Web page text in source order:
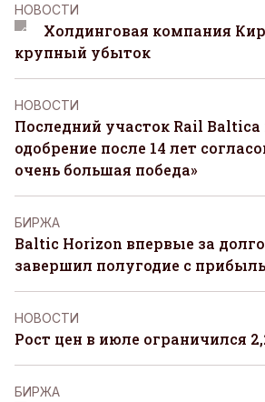
НОВОСТИ
Холдинговая компания
крупный убыток
НОВОСТИ
Последний участок Rail
одобрение после 14 лет
очень большая победа»
БИРЖА
Baltic Horizon впервые за
завершил полугодие с
НОВОСТИ
Рост цен в июле ограничился
БИРЖА